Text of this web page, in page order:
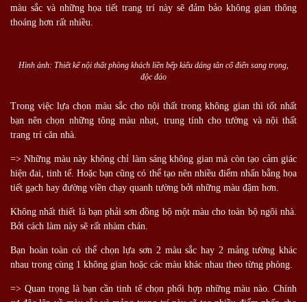
màu sắc và những họa tiết trang trí này sẽ đảm bảo không gian thông
thoáng hơn rất nhiều.
Hình ảnh: Thiết kế nội thất phòng khách liền bếp kiểu dáng tân cổ điển sang trọng,
độc đáo
Trong việc lựa chọn màu sắc cho nội thất trong không gian thì tốt nhất
bạn nên chọn những tông màu nhạt, trung tính cho tường và nội thất
trang trí căn nhà.
=> Những màu này không chỉ làm sáng không gian mà còn tạo cảm giác
hiện đai, tinh tế. Hoặc bạn cũng có thể tạo nên nhiều điểm nhấn bằng họa
tiết gạch hay đường viền chạy quanh tường bởi những màu đậm hơn.
Không nhất thiết là bạn phải sơn đồng bộ một màu cho toàn bộ ngôi nhà.
Bởi cách làm này sẽ rất nhàm chán.
Bạn hoàn toàn có thể chọn lựa sơn 2 màu sắc hay 2 mảng tường khác
nhau trong cùng 1 không gian hoặc các màu khác nhau theo từng phòng.
=> Quan trọng là bạn cần tinh tế chọn phối hợp những màu nào. Chính